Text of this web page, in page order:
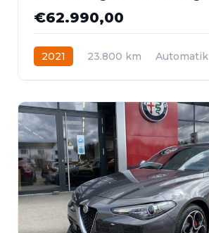
€62.990,00
2021 23.800 km
Automatik